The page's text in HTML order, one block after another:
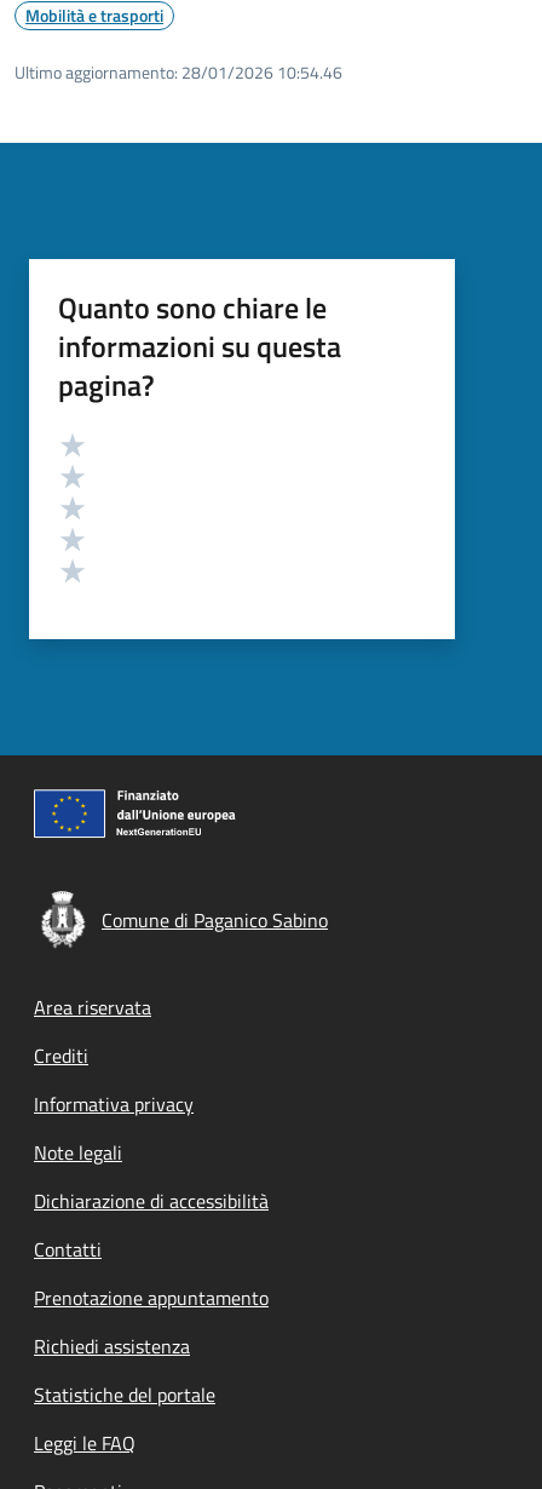
Mobilità e trasporti
Ultimo aggiornamento: 28/01/2026 10:54.46
Quanto sono chiare le
informazioni su questa
pagina?
Valutazione
Comune di Paganico Sabino
Footer menu
Area riservata
Crediti
Informativa privacy
Note legali
Dichiarazione di accessibilità
Contatti
Prenotazione appuntamento
Richiedi assistenza
Statistiche del portale
Leggi le FAQ